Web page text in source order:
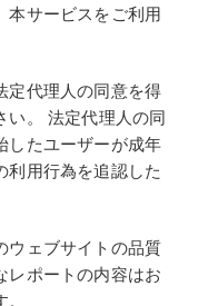
本サービスをご利用
定代理人の同意を得
い。 法定代理人の同
したユーザーが成年
利用行為を追認した
ウェブサイトの品質
レポートの内容はお